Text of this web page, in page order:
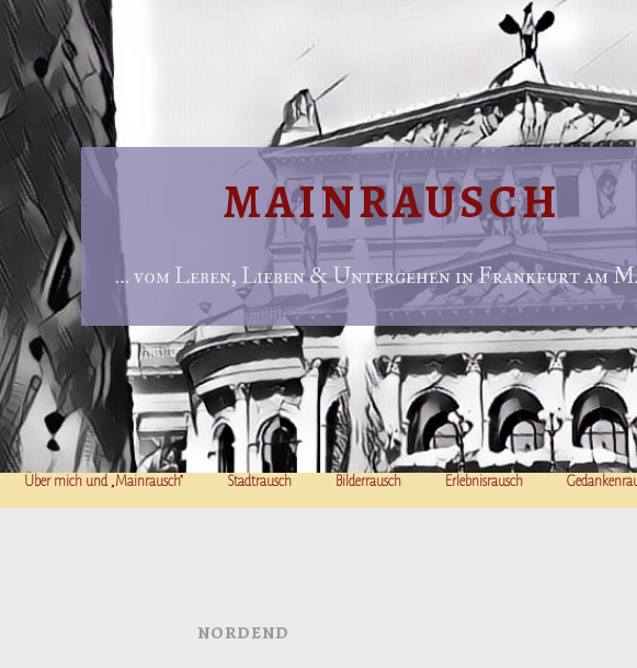
MAINRAUSCH
… vom Leben, Lieben & Untergehen in Frankfurt am
Über mich und „Mainrausch“ Stadtrausch Bilderrausch Erlebnisrausch
NORDEND